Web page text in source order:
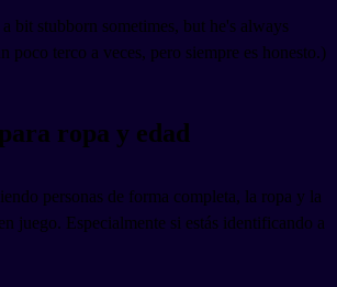
bit stubborn sometimes, but he's always
poco terco a veces, pero siempre es honesto.)
ropa y edad
personas de forma completa, la ropa y la
juego. Especialmente si estás identificando a